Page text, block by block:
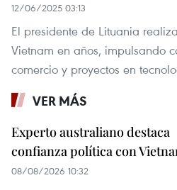
12/06/2025 03:13
El presidente de Lituania
Vietnam en años, impulsando
comercio y proyectos en
VER MÁS
Experto australiano destaca
confianza política con
08/08/2026 10:32